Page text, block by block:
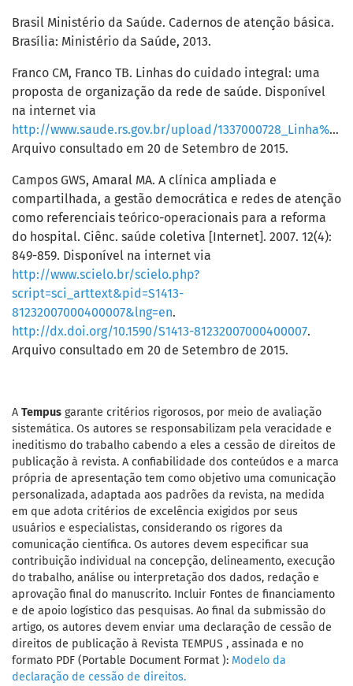
Brasil Ministério da Saúde. Cadernos de atenção básica.
Brasília: Ministério da Saúde, 2013.
Franco CM, Franco TB. Linhas do cuidado integral: uma
proposta de organização da rede de saúde. Disponível
na internet via
http://www.saude.rs.gov.br/upload/1337000728_Linha%20cuidado%20integral%20conceito%20como%20fazer.pdf
Arquivo consultado em 20 de Setembro de 2015.
Campos GWS, Amaral MA. A clínica ampliada e
compartilhada, a gestão democrática e redes de atenção
como referenciais teórico-operacionais para a reforma
do hospital. Ciênc. saúde coletiva [Internet]. 2007. 12(4):
849-859. Disponível na internet via
http://www.scielo.br/scielo.php?
script=sci_arttext&pid=S1413-
81232007000400007&lng=en.
http://dx.doi.org/10.1590/S1413-81232007000400007.
Arquivo consultado em 20 de Setembro de 2015.
A Tempus garante critérios rigorosos, por meio de avaliação
sistemática. Os autores se responsabilizam pela veracidade e
ineditismo do trabalho cabendo a eles a cessão de direitos de
publicação à revista. A confiabilidade dos conteúdos e a marca
própria de apresentação tem como objetivo uma comunicação
personalizada, adaptada aos padrões da revista, na medida
em que adota critérios de excelência exigidos por seus
usuários e especialistas, considerando os rigores da
comunicação científica. Os autores devem especificar sua
contribuição individual na concepção, delineamento, execução
do trabalho, análise ou interpretação dos dados, redação e
aprovação final do manuscrito. Incluir Fontes de financiamento
e de apoio logístico das pesquisas. Ao final da submissão do
artigo, os autores devem enviar uma declaração de cessão de
direitos de publicação à Revista TEMPUS , assinada e no
formato PDF (Portable Document Format ): Modelo da
declaração de cessão de direitos.